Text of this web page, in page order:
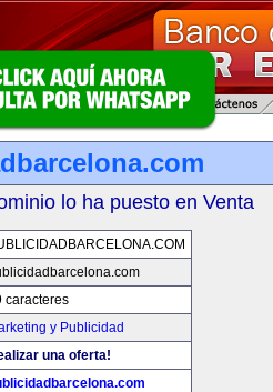
lo ha puesto en Venta
caracteres
y Publicidad
una oferta!